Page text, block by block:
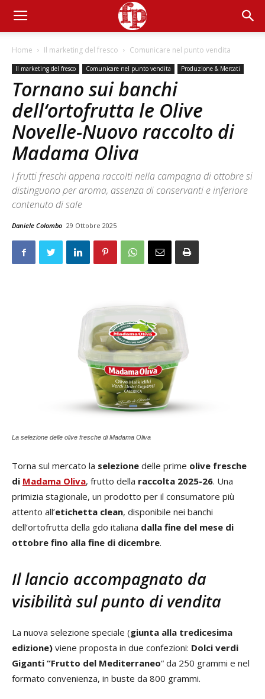
Home Il marketing del fresco Comunicare nel punto vendita
Il marketing del fresco Comunicare nel punto vendita Produzione & Mercati
Tornano sui banchi
dell‘ortofrutta le Olive
Novelle-Nuovo raccolto di
Madama Oliva
I frutti freschi appena raccolti nella campagna di ottobre si
distinguono per aroma, assenza di conservanti e inferiore
contenuto di sale
Daniele Colombo 29 Ottobre 2025
La selezione delle olive fresche di Madama Oliva
Torna sul mercato la selezione delle prime olive fresche
di Madama Oliva, frutto della raccolta 2025-26. Una
primizia stagionale, un prodotto per il consumatore più
attento all’etichetta clean, disponibile nei banchi
dell’ortofrutta della gdo italiana dalla fine del mese di
ottobre fino alla fine di dicembre.
Il lancio accompagnato da
visibilità sul punto di vendita
La nuova selezione speciale (giunta alla tredicesima
edizione) viene proposta in due confezioni: Dolci verdi
Giganti “Frutto del Mediterraneo“ da 250 grammi e nel
formato convenienza, in buste da 800 grammi.